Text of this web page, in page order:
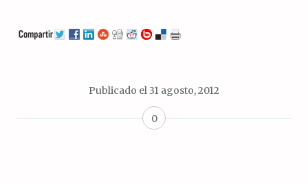
Publicado el 31 agosto, 2012
0